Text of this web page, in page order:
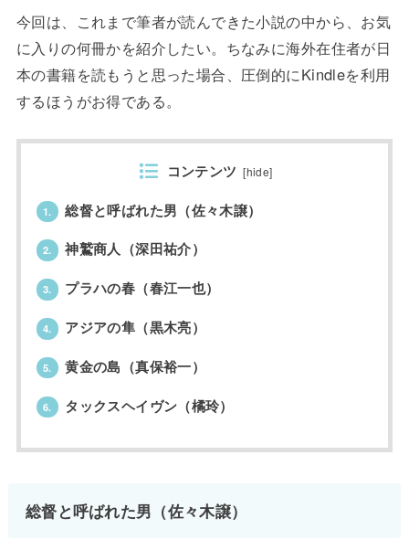
今回は、これまで筆者が読んできた小説の中から、お気
に入りの何冊かを紹介したい。ちなみに海外在住者が日
本の書籍を読もうと思った場合、圧倒的にKindleを利用
するほうがお得である。
コンテンツ [hide]
1. 総督と呼ばれた男（佐々木譲）
2. 神鷲商人（深田祐介）
3. プラハの春（春江一也）
4. アジアの隼（黒木亮）
5. 黄金の島（真保裕一）
6. タックスヘイヴン（橘玲）
総督と呼ばれた男（佐々木譲）